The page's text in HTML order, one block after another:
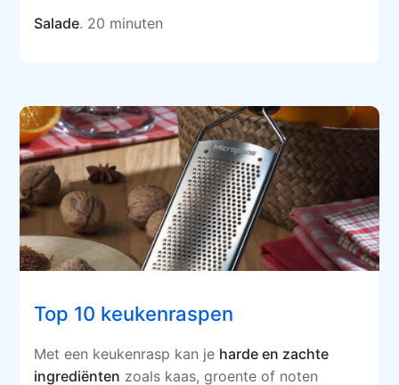
Salade. 20 minuten
Top 10 keukenraspen
Met een keukenrasp kan je harde en zachte
ingrediënten zoals kaas, groente of noten